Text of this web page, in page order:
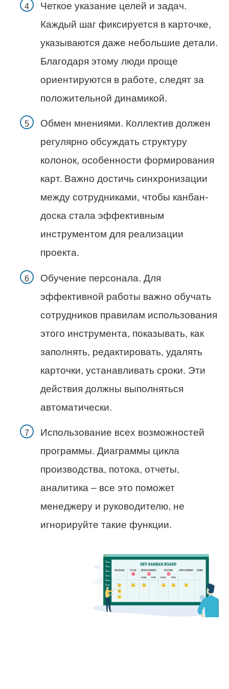
Четкое указание целей и задач.
Каждый шаг фиксируется в карточке,
указываются даже небольшие детали.
Благодаря этому люди проще
ориентируются в работе, следят за
положительной динамикой.
Обмен мнениями. Коллектив должен
регулярно обсуждать структуру
колонок, особенности формирования
карт. Важно достичь синхронизации
между сотрудниками, чтобы канбан-
доска стала эффективным
инструментом для реализации
проекта.
Обучение персонала. Для
эффективной работы важно обучать
сотрудников правилам использования
этого инструмента, показывать, как
заполнять, редактировать, удалять
карточки, устанавливать сроки. Эти
действия должны выполняться
автоматически.
Использование всех возможностей
программы. Диаграммы цикла
производства, потока, отчеты,
аналитика – все это поможет
менеджеру и руководителю, не
игнорируйте такие функции.